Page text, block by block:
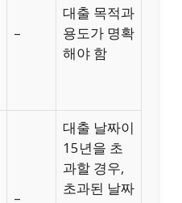
–
대출 목적과
용도가 명확
해야 함
–
대출 날짜이
15년을 초
과할 경우,
초과된 날짜